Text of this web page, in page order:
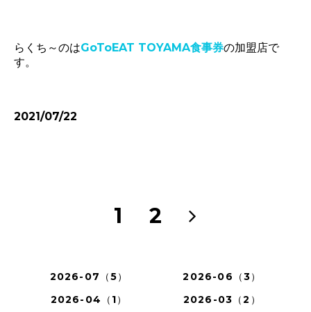
らくち～のはGoToEAT TOYAMA食事券の加盟店で
す。
2021/07/22
1 2
2026-07（5）
2026-06（3）
2026-04（1）
2026-03（2）